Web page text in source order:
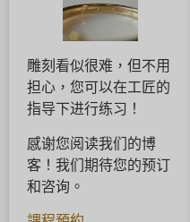
雕刻看似很难，但不用
担心，您可以在工匠的
指导下进行练习！
感谢您阅读我们的博
客！我们期待您的预订
和咨询。